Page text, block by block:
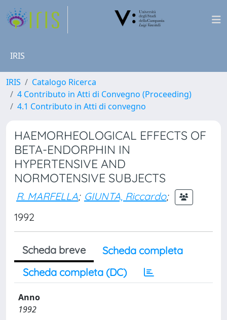
IRIS
IRIS
Catalogo Ricerca
4 Contributo in Atti di Convegno (Proceeding)
4.1 Contributo in Atti di convegno
HAEMORHEOLOGICAL EFFECTS OF
BETA-ENDORPHIN IN
HYPERTENSIVE AND
NORMOTENSIVE SUBJECTS
R. MARFELLA; GIUNTA, Riccardo;
1992
Scheda breve
Scheda completa
Scheda completa (DC)
Anno
1992